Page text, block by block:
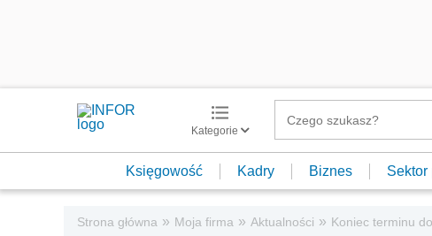
Kategorie
Księgowość Kadry Biznes Sektor
Strona główna » Moja firma » Aktualności » Koniec terminu